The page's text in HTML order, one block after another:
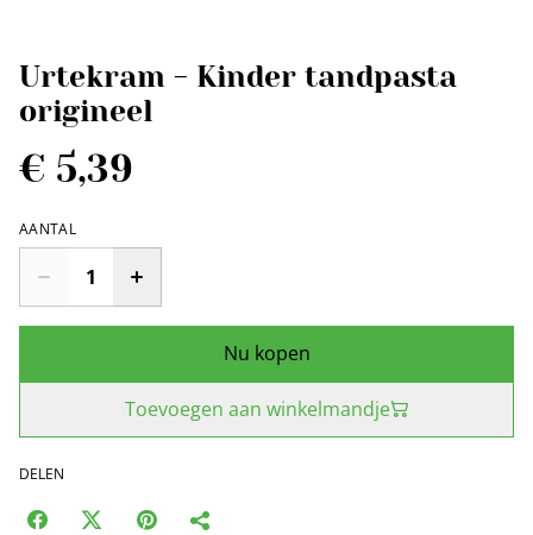
Urtekram - Kinder tandpasta
origineel
€ 5,39
AANTAL
Nu kopen
Toevoegen aan winkelmandje
DELEN